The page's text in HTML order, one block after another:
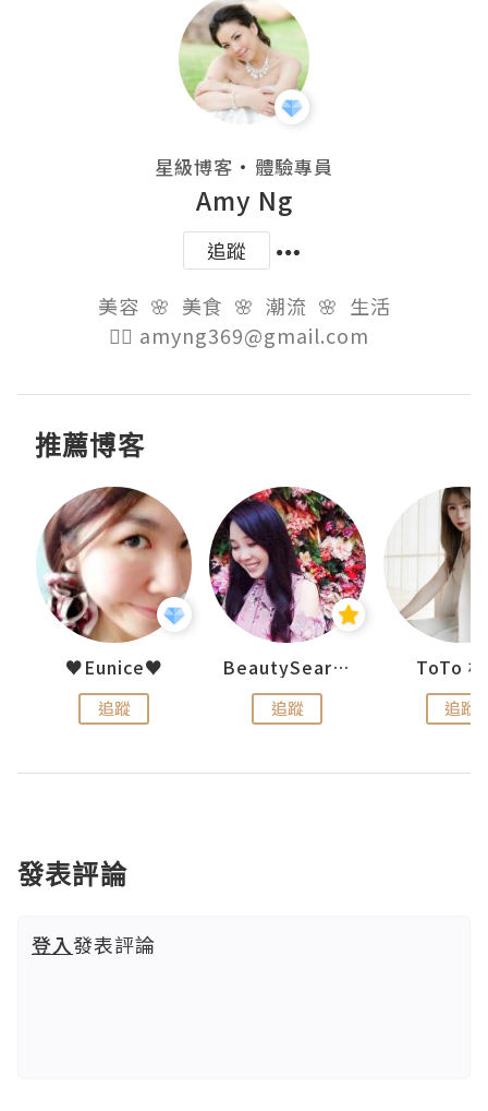
星級博客 ・ 體驗專員
Amy Ng
追蹤
美容  🌸  美食  🌸  潮流  🌸  生活
👉🏻 amyng369@gmail.com
推薦博客
♥Eunice♥
追蹤
BeautySearch
追蹤
ToTo
追蹤
發表評論
登入發表評論